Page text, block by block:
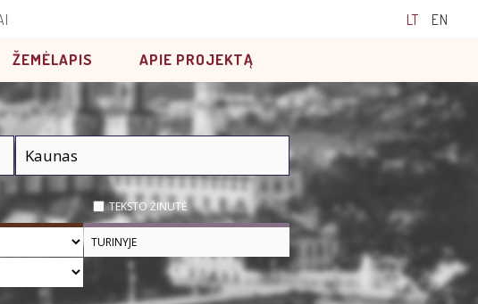
LT EN
ŽEMĖLAPIS APIE PROJEKTĄ
TEKSTO ŽINUTĖ